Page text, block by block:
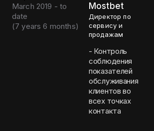
March 2019 - to
date
(7 years 6 months)
Mostbet
Директор по
сервису и
продажам
- Контроль
соблюдения
показателей
обслуживания
клиентов во
всех точках
контакта